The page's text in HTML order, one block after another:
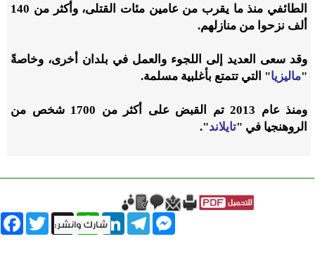
الطائفي منذ ما يقرب من عامين مئات القتلى، وأكثر من 140
ألف نزحوا من منازلهم.
وقد سعى العديد إلى اللجوء والعمل في بلدان أخرى، وخاصةً
"ماليزيا" التي تتمتع بأغلبية مسلمة.
ومنذ عام 2013 تم القبض على أكثر من 1700 شخص من
الروهنجيا في "تايلاند".
Twitter X
WhatsAppLinkedInTelegram
Messenger